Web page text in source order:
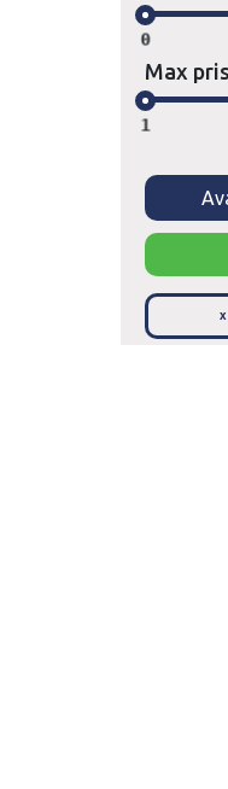
0
Max pris
1
x